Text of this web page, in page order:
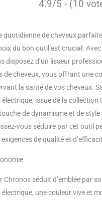
4.9/5 - (10
quotidienne de cheveux
du bon outil est crucial. Avec
disposez d’un lisseur
de cheveux, vous offrant une
la santé de vos cheveux.
issue de la collection
de dynamisme et de
vous séduire par cet outil
de qualité et
Chronos séduit d’emblée par
une couleur vive et